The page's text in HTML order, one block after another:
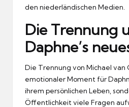
den niederländischen Medien.
Die Trennung
Daphne’s
Die Trennung von Michael van
emotionaler Moment für
ihrem persönlichen Leben,
Öffentlichkeit viele Fragen